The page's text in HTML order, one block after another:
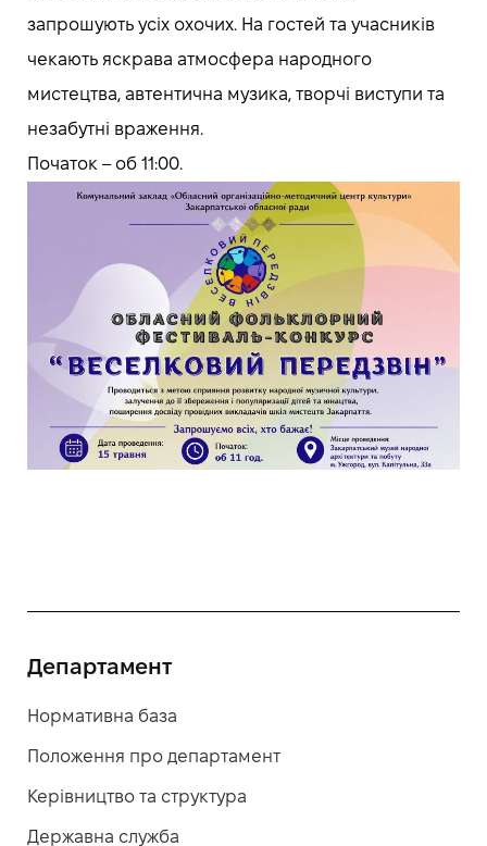
запрошують усіх охочих. На гостей та учасників
чекають яскрава атмосфера народного
мистецтва, автентична музика, творчі виступи та
незабутні враження.
Початок – об 11:00.
Департамент
Нормативна база
Положення про департамент
Керівництво та структура
Державна служба